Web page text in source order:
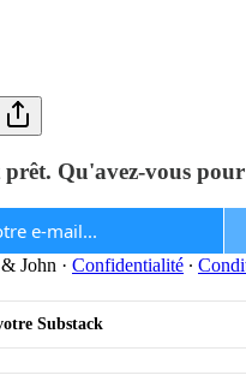
Qu'avez-vous
John · Confidentialité ∙
Substack